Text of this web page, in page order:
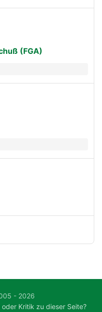
(FGA)
- 2026
Kritik zu dieser Seite?